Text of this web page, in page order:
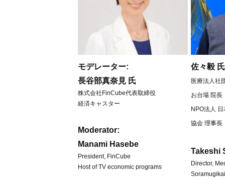
モデレーター:
長谷部真奈見 氏
株式会社FinCube代表取締役
経済キャスター
Moderator:
Manami Hasebe
President, FinCube
Host of TV economic programs
佐々毅 氏
医療法人社
お台場 院長
NPO法人
協会 理事長
Takeshi
Director,